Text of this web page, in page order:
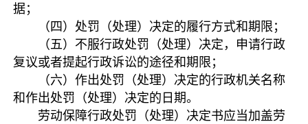
据；
（四）处罚（处理）决定的履行方式和期限；
（五）不服行政处罚（处理）决定，申请行政
复议或者提起行政诉讼的途径和期限；
（六）作出处罚（处理）决定的行政机关名称
和作出处罚（处理）决定的日期。
劳动保障行政处罚（处理）决定书应当加盖劳